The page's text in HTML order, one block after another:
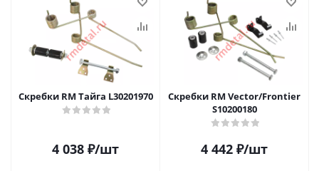
Скребки RM Тайга L30201970
4 038 ₽/шт
Скребки RM Vector/Frontier
S10200180
4 442 ₽/шт